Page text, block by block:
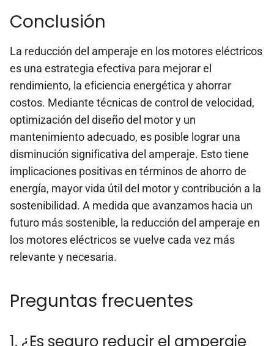
Conclusión
La reducción del amperaje en los motores eléctricos
es una estrategia efectiva para mejorar el
rendimiento, la eficiencia energética y ahorrar
costos. Mediante técnicas de control de velocidad,
optimización del diseño del motor y un
mantenimiento adecuado, es posible lograr una
disminución significativa del amperaje. Esto tiene
implicaciones positivas en términos de ahorro de
energía, mayor vida útil del motor y contribución a la
sostenibilidad. A medida que avanzamos hacia un
futuro más sostenible, la reducción del amperaje en
los motores eléctricos se vuelve cada vez más
relevante y necesaria.
Preguntas frecuentes
1. ¿Es seguro reducir el amperaje